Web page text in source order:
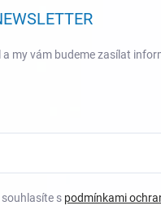
a my vám budeme zasílat
s podmínkami